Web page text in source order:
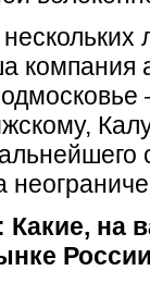
компания
Какие, на